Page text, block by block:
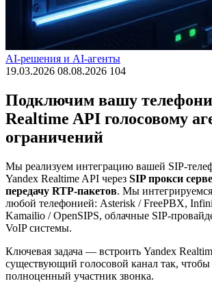
AI-решения и AI-агенты
19.03.2026 08.08.2026 104
Подключим вашу
Realtime API голосовому
ограничений
Мы реализуем интеграцию вашей SIP-
Yandex Realtime API через SIP прокси
передачу RTP-пакетов. Мы
любой телефонией: Asterisk / FreePBX,
Kamailio / OpenSIPS, облачные SIP-
VoIP системы.
Ключевая задача — встроить Yandex
существующий голосовой канал так, чтобы
полноценный участник звонка.